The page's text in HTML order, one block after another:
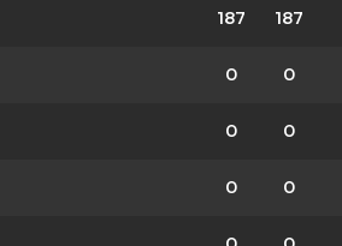
187 187
0 0
0 0
0 0